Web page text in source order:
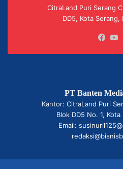
CitraLand Puri Serang
DD5, Kota Serang,
PT Banten
Kantor: CitraLand Puri
Blok DD5 No. 1,
Email: